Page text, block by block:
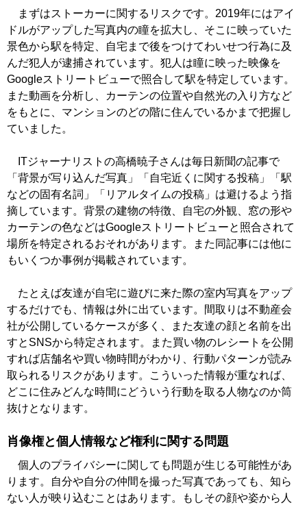
まずはストーカーに関するリスクです。2019年にはアイ
ドルがアップした写真内の瞳を拡大し、そこに映っていた
景色から駅を特定、自宅まで後をつけてわいせつ行為に及
んだ犯人が逮捕されています。犯人は瞳に映った映像を
Googleストリートビューで照合して駅を特定しています。
また動画を分析し、カーテンの位置や自然光の入り方など
をもとに、マンションのどの階に住んでいるかまで把握し
ていました。
ITジャーナリストの高橋暁子さんは毎日新聞の記事で
「背景が写り込んだ写真」「自宅近くに関する投稿」「駅
などの固有名詞」「リアルタイムの投稿」は避けるよう指
摘しています。背景の建物の特徴、自宅の外観、窓の形や
カーテンの色などはGoogleストリートビューと照合されて
場所を特定されるおそれがあります。また同記事には他に
もいくつか事例が掲載されています。
たとえば友達が自宅に遊びに来た際の室内写真をアップ
するだけでも、情報は外に出ています。間取りは不動産会
社が公開しているケースが多く、また友達の顔と名前を出
すとSNSから特定されます。また買い物のレシートを公開
すれば店舗名や買い物時間がわかり、行動パターンが読み
取られるリスクがあります。こういった情報が重なれば、
どこに住みどんな時間にどういう行動を取る人物なのか筒
抜けとなります。
肖像権と個人情報など権利に関する問題
個人のプライバシーに関しても問題が生じる可能性があ
ります。自分や自分の仲間を撮った写真であっても、知ら
ない人が映り込むことはあります。もしその顔や姿から人